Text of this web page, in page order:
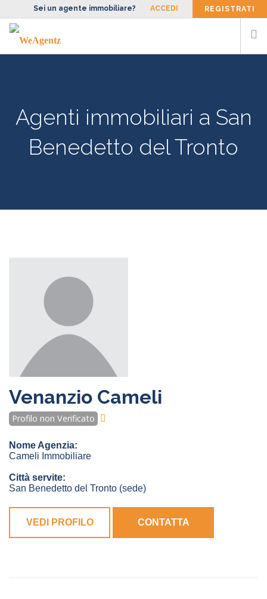
Sei un agente immobiliare? ACCEDI REGISTRATI
FACCIAMO
CONTATTI
Agenti immobiliari a San
Benedetto del Tronto
Venanzio Cameli
Profilo non Verificato
Nome Agenzia:
Cameli Immobiliare
Città servite:
San Benedetto del Tronto (sede)
VEDI PROFILO CONTATTA